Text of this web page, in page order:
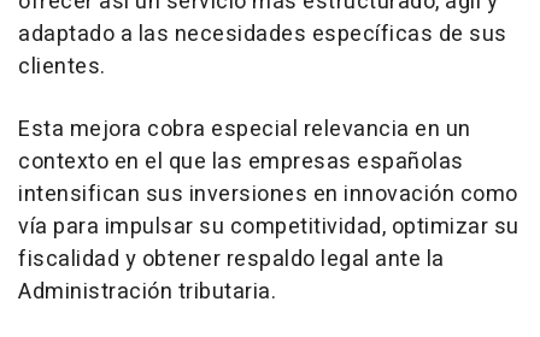
adaptado a las necesidades específicas de sus
clientes.
Esta mejora cobra especial relevancia en un
contexto en el que las empresas españolas
intensifican sus inversiones en innovación como
vía para impulsar su competitividad, optimizar su
fiscalidad y obtener respaldo legal ante la
Administración tributaria.